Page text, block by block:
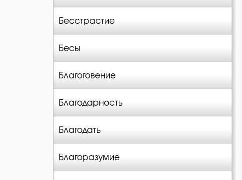
Бесстрастие
Бесы
Благоговение
Благодарность
Благодать
Благоразумие